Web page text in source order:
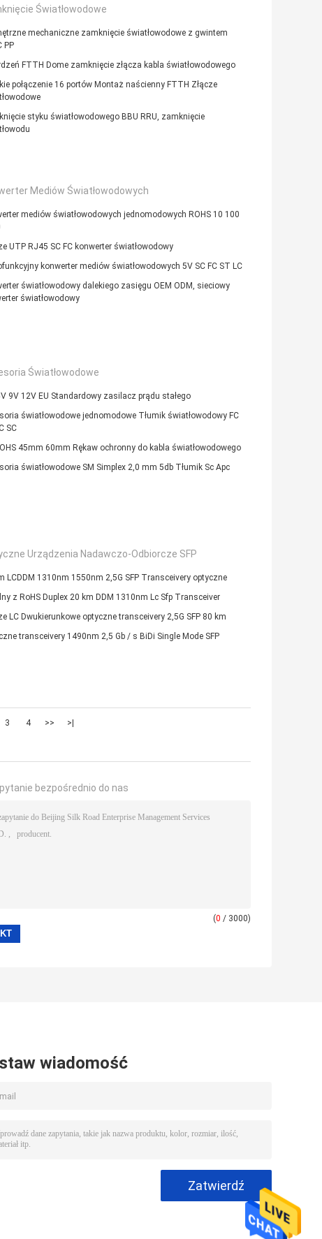
Światłowodowe
mechaniczne zamknięcie światłowodowe z gwintem
PP
FTTH Dome zamknięcie złącza kabla światłowodowego
połączenie 16 portów Montaż naścienny FTTH Złącze
styku światłowodowego BBU RRU, zamknięcie
Mediów Światłowodowych
mediów światłowodowych jednomodowych ROHS 10 100
UTP RJ45 SC FC konwerter światłowodowy
konwerter mediów światłowodowych 5V SC FC ST LC
światłowodowy dalekiego zasięgu OEM ODM, sieciowy
światłowodowy
Światłowodowe
9V 12V EU Standardowy zasilacz prądu stałego
światłowodowe jednomodowe Tłumik światłowodowy FC
SC
45mm 60mm Rękaw ochronny do kabla światłowodowego
światłowodowe SM Simplex 2,0 mm 5db Tłumik Sc Apc
Urządzenia Nadawczo-Odbiorcze SFP
LCDDM 1310nm 1550nm 2,5G SFP Transceivery optyczne
z RoHS Duplex 20 km DDM 1310nm Lc Sfp Transceiver
LC Dwukierunkowe optyczne transceivery 2,5G SFP 80 km
transceivery 1490nm 2,5 Gb / s BiDi Single Mode SFP
3 4 >> >|
bezpośrednio do nas
(0 / 3000)
wiadomość